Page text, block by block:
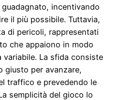
incentivando
il più possibile. Tuttavia,
di pericoli, rappresentati
che appaiono in modo
variabile. La sfida consiste
giusto per avanzare,
traffico e prevedendo le
semplicità del gioco lo